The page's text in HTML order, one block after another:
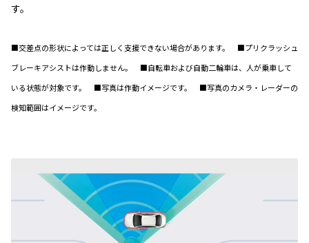
す。
■交差点の形状によっては正しく支援できない場合があります。 ■プリクラッシュ
ブレーキアシストは作動しません。 ■自転車および自動二輪車は、人が乗車して
いる状態が対象です。 ■写真は作動イメージです。 ■写真のカメラ・レーダーの
検知範囲はイメージです。